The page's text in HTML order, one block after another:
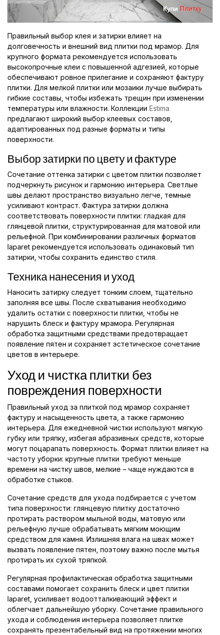
Правильный выбор клея и затирки влияет на
долговечность и внешний вид плитки под мрамор. Для
крупного формата рекомендуется использовать
высокопрочные клеи с повышенной адгезией, которые
обеспечивают ровное прилегание и сохраняют фактуру
плитки. Для мелкой плитки или мозаики лучше выбирать
гибкие составы, чтобы избежать трещин при изменении
температуры или влажности. Коллекции Estima
предлагают широкий выбор клеевых составов,
адаптированных под разные форматы и типы
поверхности.
Выбор затирки по цвету и фактуре
Сочетание оттенка затирки с цветом плитки позволяет
подчеркнуть рисунок и гармонию интерьера. Светлые
швы делают пространство визуально легче, темные
усиливают контраст. Фактура затирки должна
соответствовать поверхности плитки: гладкая для
глянцевой плитки, структурированная для матовой или
рельефной. При комбинировании различных форматов
laparet рекомендуется использовать одинаковый тип
затирки, чтобы сохранить единство стиля.
Техника нанесения и уход
Наносить затирку следует тонким слоем, тщательно
заполняя все швы. После схватывания необходимо
удалить остатки с поверхности плитки, чтобы не
нарушить блеск и фактуру мрамора. Регулярная
обработка защитными средствами предотвращает
появление пятен и сохраняет эстетическое сочетание
цветов в интерьере.
Уход и чистка плитки без
повреждения поверхности
Правильный уход за плиткой под мрамор сохраняет
фактуру и насыщенность цвета, а также гармонию
интерьера. Для ежедневной чистки используют мягкую
губку или тряпку, избегая абразивных средств, которые
могут поцарапать поверхность. Формат плитки влияет на
частоту уборки: крупные плитки требуют меньше
времени на чистку швов, мелкие – чаще нуждаются в
обработке стыков.
Сочетание средств для ухода подбирается с учетом
типа поверхности: глянцевую плитку достаточно
протирать раствором мыльной воды, матовую или
рельефную лучше обрабатывать мягким моющим
средством для камня. Излишняя влага на швах может
вызвать появление пятен, поэтому важно после мытья
протирать их сухой тряпкой.
Регулярная профилактическая обработка защитными
составами помогает сохранить блеск и цвет плитки
laparet, усиливает водоотталкивающий эффект и
облегчает дальнейшую уборку. Сочетание правильного
ухода и соблюдения интерьера позволяет плитке
сохранять презентабельный вид на протяжении многих